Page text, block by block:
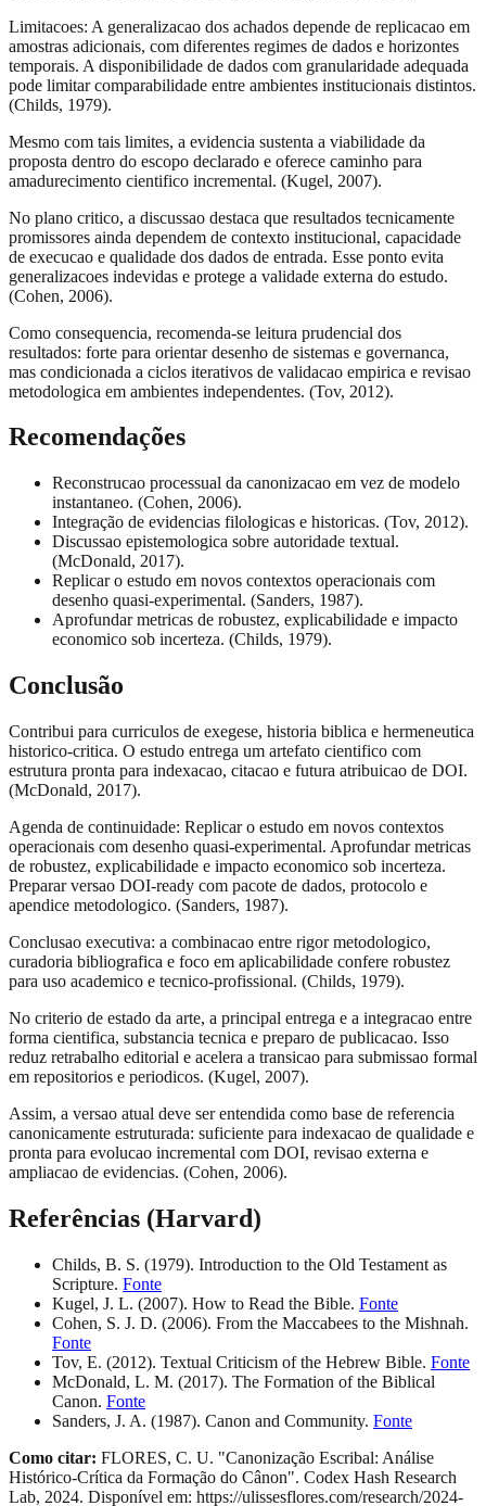
Limitacoes: A generalizacao dos achados depende de replicacao em
amostras adicionais, com diferentes regimes de dados e horizontes
temporais. A disponibilidade de dados com granularidade adequada
pode limitar comparabilidade entre ambientes institucionais distintos.
(Childs, 1979).
Mesmo com tais limites, a evidencia sustenta a viabilidade da
proposta dentro do escopo declarado e oferece caminho para
amadurecimento cientifico incremental. (Kugel, 2007).
No plano critico, a discussao destaca que resultados tecnicamente
promissores ainda dependem de contexto institucional, capacidade
de execucao e qualidade dos dados de entrada. Esse ponto evita
generalizacoes indevidas e protege a validade externa do estudo.
(Cohen, 2006).
Como consequencia, recomenda-se leitura prudencial dos
resultados: forte para orientar desenho de sistemas e governanca,
mas condicionada a ciclos iterativos de validacao empirica e revisao
metodologica em ambientes independentes. (Tov, 2012).
Recomendações
Reconstrucao processual da canonizacao em vez de modelo
instantaneo. (Cohen, 2006).
Integração de evidencias filologicas e historicas. (Tov, 2012).
Discussao epistemologica sobre autoridade textual.
(McDonald, 2017).
Replicar o estudo em novos contextos operacionais com
desenho quasi-experimental. (Sanders, 1987).
Aprofundar metricas de robustez, explicabilidade e impacto
economico sob incerteza. (Childs, 1979).
Conclusão
Contribui para curriculos de exegese, historia biblica e hermeneutica
historico-critica. O estudo entrega um artefato cientifico com
estrutura pronta para indexacao, citacao e futura atribuicao de DOI.
(McDonald, 2017).
Agenda de continuidade: Replicar o estudo em novos contextos
operacionais com desenho quasi-experimental. Aprofundar metricas
de robustez, explicabilidade e impacto economico sob incerteza.
Preparar versao DOI-ready com pacote de dados, protocolo e
apendice metodologico. (Sanders, 1987).
Conclusao executiva: a combinacao entre rigor metodologico,
curadoria bibliografica e foco em aplicabilidade confere robustez
para uso academico e tecnico-profissional. (Childs, 1979).
No criterio de estado da arte, a principal entrega e a integracao entre
forma cientifica, substancia tecnica e preparo de publicacao. Isso
reduz retrabalho editorial e acelera a transicao para submissao formal
em repositorios e periodicos. (Kugel, 2007).
Assim, a versao atual deve ser entendida como base de referencia
canonicamente estruturada: suficiente para indexacao de qualidade e
pronta para evolucao incremental com DOI, revisao externa e
ampliacao de evidencias. (Cohen, 2006).
Referências (Harvard)
Childs, B. S. (1979). Introduction to the Old Testament as
Scripture. Fonte
Kugel, J. L. (2007). How to Read the Bible. Fonte
Cohen, S. J. D. (2006). From the Maccabees to the Mishnah.
Fonte
Tov, E. (2012). Textual Criticism of the Hebrew Bible. Fonte
McDonald, L. M. (2017). The Formation of the Biblical
Canon. Fonte
Sanders, J. A. (1987). Canon and Community. Fonte
Como citar: FLORES, C. U. "Canonização Escribal: Análise
Histórico-Crítica da Formação do Cânon". Codex Hash Research
Lab, 2024. Disponível em: https://ulissesflores.com/research/2024-